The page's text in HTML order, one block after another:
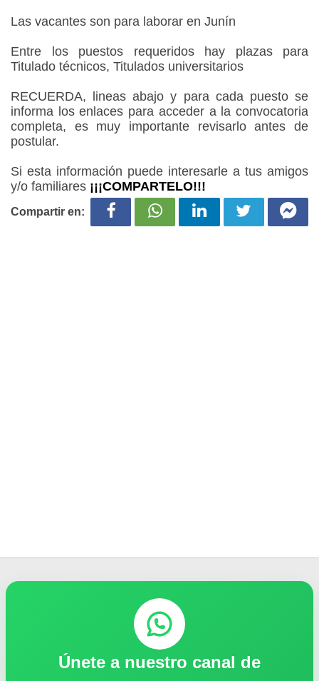
Las vacantes son para laborar en Junín
Entre los puestos requeridos hay plazas para
Titulado técnicos, Titulados universitarios
RECUERDA, lineas abajo y para cada puesto se
informa los enlaces para acceder a la convocatoria
completa, es muy importante revisarlo antes de
postular.
Si esta información puede interesarle a tus amigos
y/o familiares ¡¡¡COMPARTELO!!!
Compartir en:
Únete a nuestro canal de